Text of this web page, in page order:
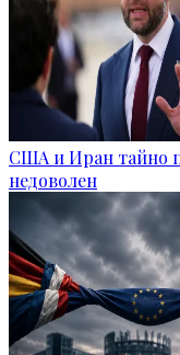
США и Иран тайно
недоволен